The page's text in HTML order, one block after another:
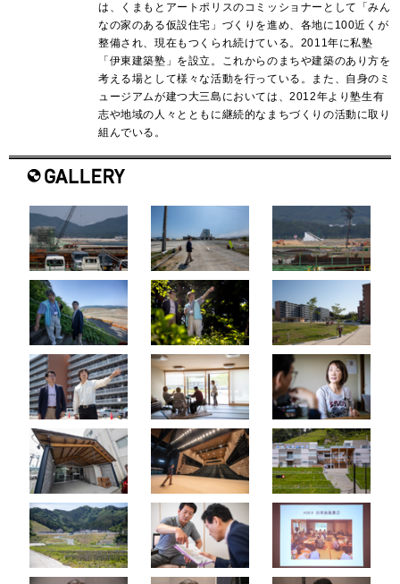
は、くまもとアートポリスのコミッショナーとして「みん
なの家のある仮設住宅」づくりを進め、各地に100近くが
整備され、現在もつくられ続けている。2011年に私塾
「伊東建築塾」を設立。これからのまちや建築のあり方を
考える場として様々な活動を行っている。また、自身のミ
ュージアムが建つ大三島においては、2012年より塾生有
志や地域の人々とともに継続的なまちづくりの活動に取り
組んでいる。